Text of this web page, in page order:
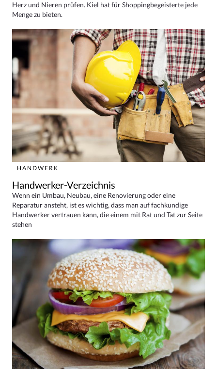
Herz und Nieren prüfen. Kiel hat für Shoppingbegeisterte jede
Menge zu bieten.
HANDWERK
Handwerker-Verzeichnis
Wenn ein Umbau, Neubau, eine Renovierung oder eine
Reparatur ansteht, ist es wichtig, dass man auf fachkundige
Handwerker vertrauen kann, die einem mit Rat und Tat zur Seite
stehen